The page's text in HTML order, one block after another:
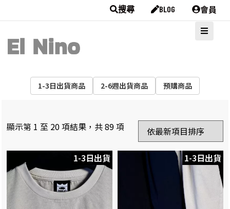
搜尋 BLOG 會員
1-3日出貨商品 2-6週出貨商品 預購商品
顯示第 1 至 20 項結果，共 89 項
1-3日出貨 1-3日出貨